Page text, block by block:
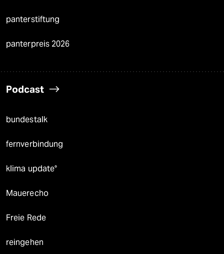
panterstiftung
panterpreis 2026
Podcast
bundestalk
fernverbindung
klima update°
Mauerecho
Freie Rede
reingehen